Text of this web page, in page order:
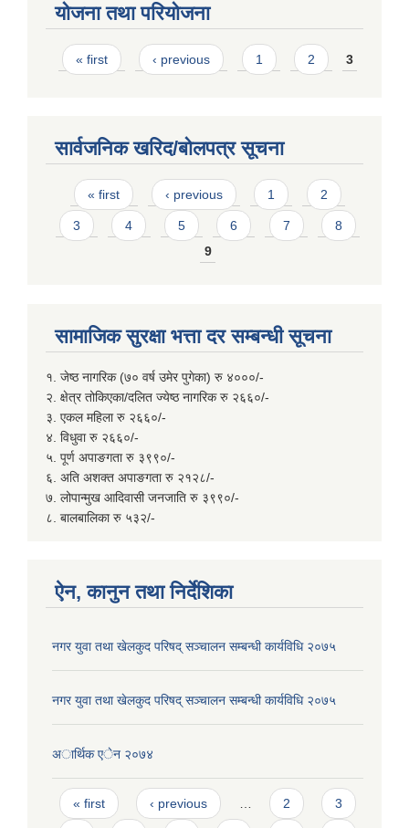
योजना तथा परियोजना
Pages
« first ‹ previous 1 2 3
सार्वजनिक खरिद/बोलपत्र सूचना
Pages
« first ‹ previous 1 2
3 4 5 6 7
8
9
सामाजिक सुरक्षा भत्ता दर सम्बन्धी सूचना
१. जेष्ठ नागरिक (७० वर्ष उमेर पुगेका) रु ४०००/-
२. क्षेत्र तोकिएका/दलित ज्येष्ठ नागरिक रु २६६०/-
३. एकल महिला रु २६६०/-
४. विधुवा रु २६६०/-
५. पूर्ण अपाङगता रु ३९९०/-
६. अति अशक्त अपाङगता रु २१२८/-
७. लोपान्मुख आदिवासी जनजाति रु ३९९०/-
८. बालबालिका रु ५३२/-
ऐन, कानुन तथा निर्देशिका
नगर युवा तथा खेलकुद परिषद् सञ्चालन सम्बन्धी कार्यविधि २०७५
नगर युवा तथा खेलकुद परिषद् सञ्चालन सम्बन्धी कार्यविधि २०७५
अार्थिक एेन २०७४
Pages
« first ‹ previous … 2 3